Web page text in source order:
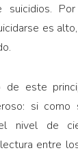
suicidios.
es
de este
si como
nivel de
entre